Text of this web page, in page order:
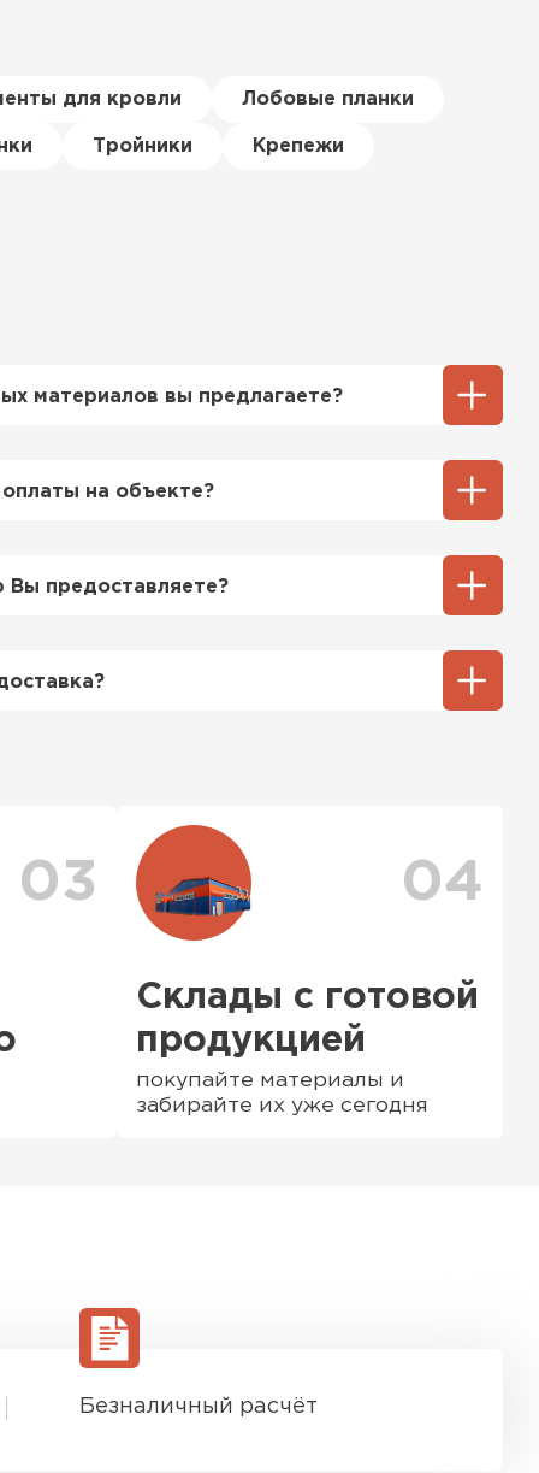
для кровли Лобовые планки
Тройники Крепежи
материалов вы предлагаете?
профнастил, ондулин, битумные
на объекте?
При этом, если доставленный
качества, Вы вправе отказаться от
предоставляете?
качества, а также товарно-
скидки.
03 04
Склады с готовой
продукцией
покупайте материалы и
забирайте их уже сегодня
Безналичный расчёт